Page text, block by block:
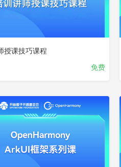
授课技巧课程
免费